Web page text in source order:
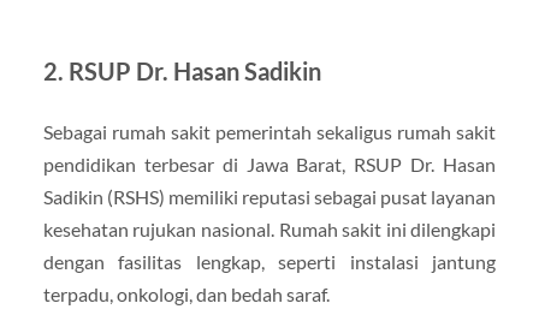
2. RSUP Dr. Hasan Sadikin
Sebagai rumah sakit pemerintah sekaligus rumah sakit
pendidikan terbesar di Jawa Barat, RSUP Dr. Hasan
Sadikin (RSHS) memiliki reputasi sebagai pusat layanan
kesehatan rujukan nasional. Rumah sakit ini dilengkapi
dengan fasilitas lengkap, seperti instalasi jantung
terpadu, onkologi, dan bedah saraf.